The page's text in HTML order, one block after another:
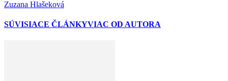
Zuzana Hlašeková
SÚVISIACE ČLÁNKYVIAC OD AUTORA